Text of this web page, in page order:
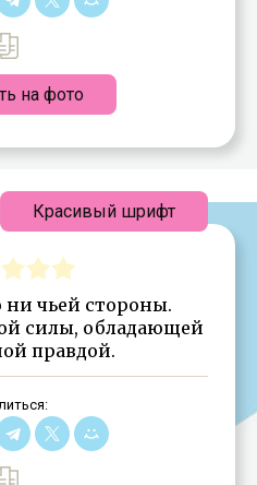
на фото
чьей стороны.
силы, обладающей
правдой.
Красивый шрифт